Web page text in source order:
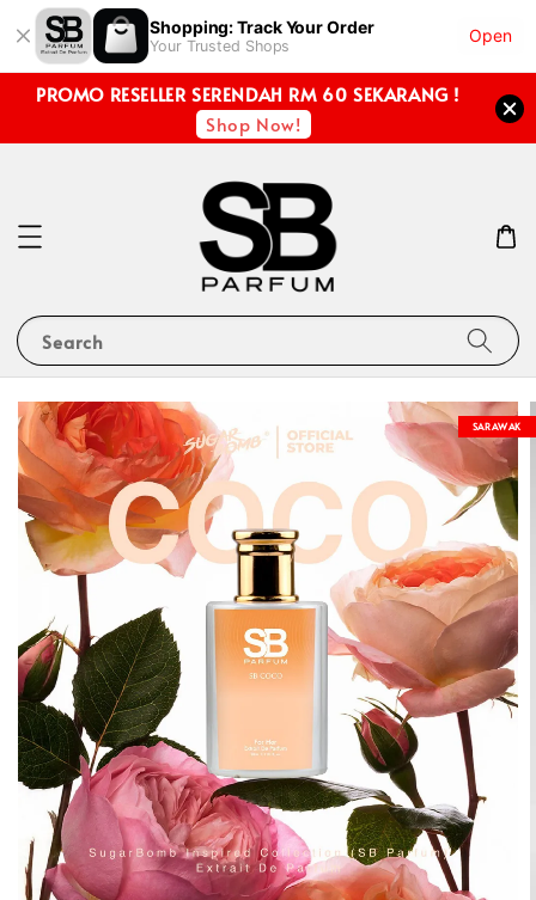
Shopping: Track Your Order
Your Trusted Shops
Open
PROMO RESELLER SERENDAH RM 60 SEKARANG !
Shop Now!
Search
SARAWAK